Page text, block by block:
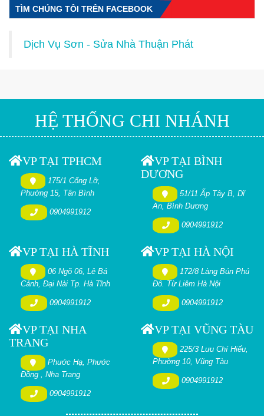
TÌM CHÚNG TÔI TRÊN FACEBOOK
Dịch Vụ Sơn - Sửa Nhà Thuận Phát
HỆ THỐNG CHI NHÁNH
VP TẠI TPHCM
175/1 Cống Lỡ,
Phường 15, Tân Bình
0904991912
VP TẠI BÌNH
DƯƠNG
51/11 Ấp Tây B, Dĩ
An, Bình Dương
0904991912
VP TẠI HÀ TĨNH
06 Ngõ 06, Lê Bá
Cảnh, Đại Nài Tp. Hà Tĩnh
0904991912
VP TẠI HÀ NỘI
172/8 Làng Bún Phú
Đô. Từ Liêm Hà Nội
0904991912
VP TẠI NHA
TRANG
Phước Hạ, Phước
Đồng , Nha Trang
0904991912
VP TẠI VŨNG TÀU
225/3 Lưu Chí Hiếu,
Phường 10, Vũng Tàu
0904991912